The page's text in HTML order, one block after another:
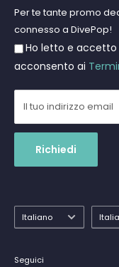
Apnea e Spearfishing
Gift Cards
Privacy Policy
Resi e Rimborsi
Spedizioni
Per te tante promo
connesso a DivePop!
Ho letto e accetto
acconsento ai
Il tuo indirizzo email
Richiedi
Lingua
Italiano Paese
Seguici